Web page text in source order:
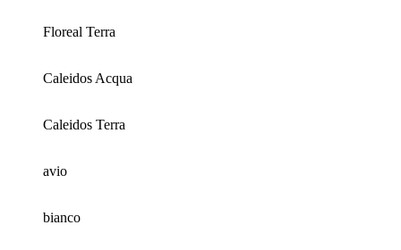
Floreal Terra
Caleidos Acqua
Caleidos Terra
avio
bianco